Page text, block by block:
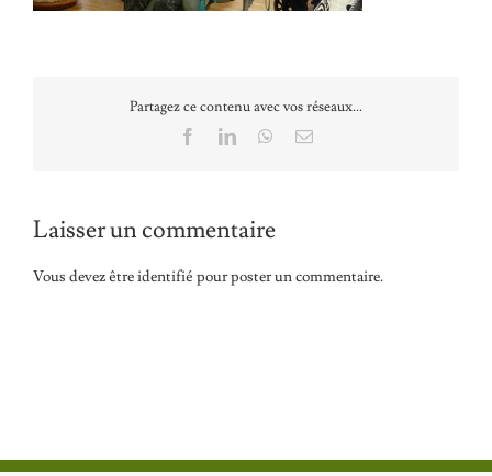
Partagez ce contenu avec vos réseaux...
FacebookLinkedInWhatsApp
Email
Laisser un commentaire
Vous devez êtreidentifié pour poster un commentaire.